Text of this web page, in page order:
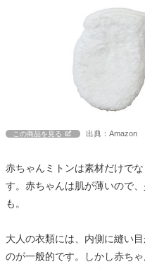
この商品を見る 出典：Amazon
赤ちゃんミトンは素材だけで
す。赤ちゃんは肌が薄いので
も。
大人の衣類には、内側に縫い
のが一般的です。しかし赤ち